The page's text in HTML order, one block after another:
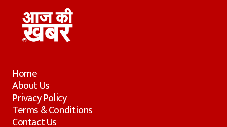
Home
About Us
Privacy Policy
Terms & Conditions
Contact Us